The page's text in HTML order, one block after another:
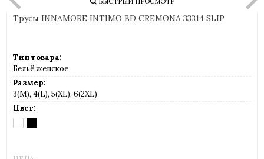
Трусы INNAMORE INTIMO BD CREMONA 33314 SLIP
Тип товара:
Бельё женское
Размер:
3(M), 4(L), 5(XL), 6(2XL)
Цвет:
BIANCO
(белый)
NERO
(черный)